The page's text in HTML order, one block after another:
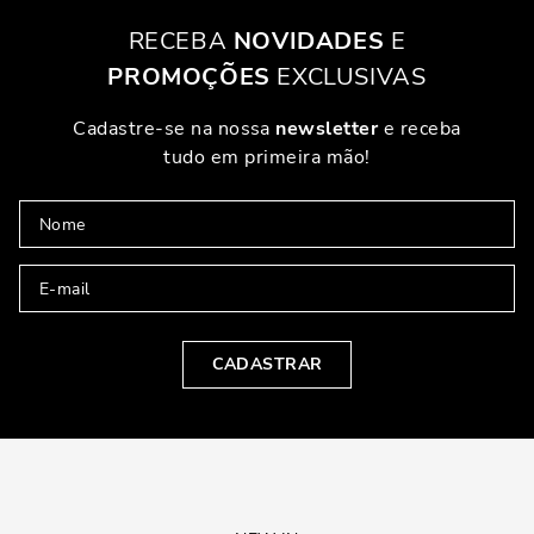
Pretos, nudes e tons terrosos são sempre uma aposta segura. Essas
cores se encaixam bem em qualquer proposta de look, seja mais
elegante ou casual. Além disso, facilitam muito a montagem de
CORES VIBRANTES E OUSADAS
vermelho, azul royal, verde esmeralda ou até amarelo. Eles são ideais
RECEBA NOVIDADES E
PROMOÇÕES EXCLUSIVAS
Cadastre-se na nossa newslettere receba
tudo em primeira mão!
CADASTRAR